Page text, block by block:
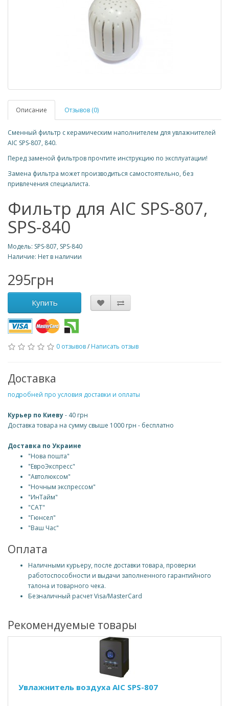
Описание Отзывов (0)
Сменный фильтр с керамическим наполнителем для увлажнителей
AIC SPS-807, 840.
Перед заменой фильтров прочтите инструкцию по эксплуатации!
Замена фильтра может производиться самостоятельно, без
привлечения специалиста.
Фильтр для AIC SPS-807,
SPS-840
Модель: SPS-807, SPS-840
Наличие: Нет в наличии
295грн
Купить
0 отзывов/ Написать отзыв
Доставка
подробней про условия доставки и оплаты
Курьер по Киеву- 40 грн
Доставка товара на сумму свыше 1000 грн - бесплатно
Доставка по Украине
"Нова пошта"
"ЕвроЭкспресс"
"Автолюксом"
"Ночным экспрессом"
"ИнТайм"
"САТ"
"Гюнсел"
"Ваш Час"
Оплата
Наличными курьеру, после доставки товара, проверки
работоспособности и выдачи заполненного гарантийного
талона и товарного чека.
Безналичный расчет Visa/MasterCard
Рекомендуемые товары
Увлажнитель воздуха AIC SPS-807